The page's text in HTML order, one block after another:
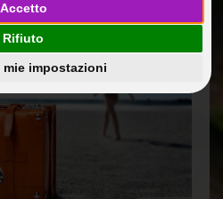
Accetto
Rifiuto
mie impostazioni